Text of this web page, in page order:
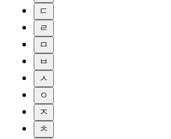
ㄷ
ㄹ
ㅁ
ㅂ
ㅅ
ㅇ
ㅈ
ㅊ